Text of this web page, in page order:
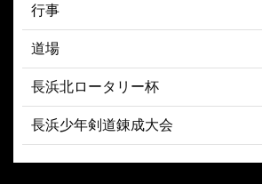
行事
道場
長浜北ロータリー杯
長浜少年剣道錬成大会